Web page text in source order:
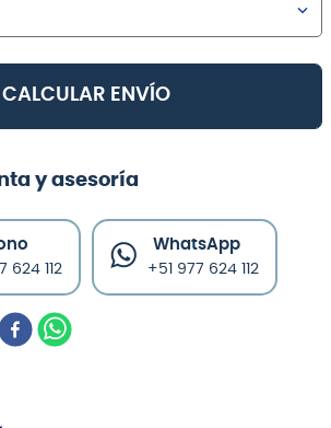
CALCULAR ENVÍO
y asesoría
624 112
WhatsApp
+51 977 624 112